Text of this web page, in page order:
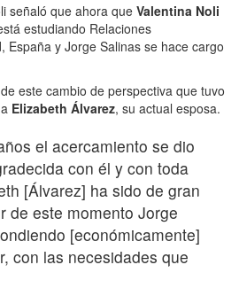
señaló que ahora que Valentina Noli
estudiando Relaciones
España y Jorge Salinas se hace cargo
este cambio de perspectiva que tuvo
Elizabeth Álvarez, su actual esposa.
el acercamiento se dio
con él y con toda
[Álvarez] ha sido de gran
de este momento Jorge
[económicamente]
con las necesidades que